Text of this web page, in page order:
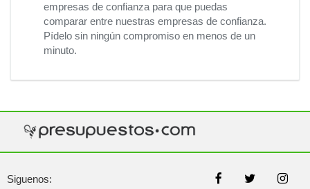
empresas de confianza para que puedas
comparar entre nuestras empresas de confianza.
Pídelo sin ningún compromiso en menos de un
minuto.
Siguenos: